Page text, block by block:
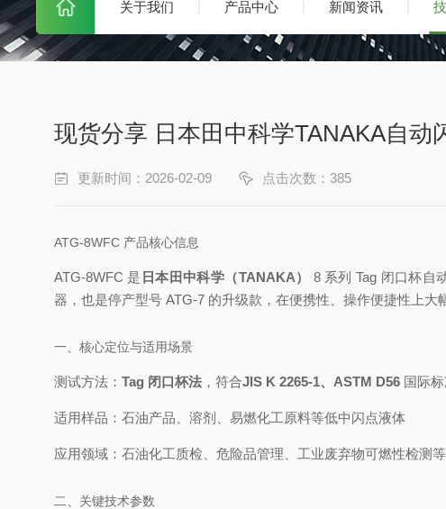
关于我们 产品中心 新闻资讯
现货分享 日本田中科学TANAKA自动
更新时间：2026-02-09 点击次数：385
ATG-8WFC 产品核心信息
ATG-8WFC 是 日本田中科学（TANAKA）
8 系列 Tag 闭口杯自
器，也是停产型号 ATG-7 的升级款，在便携性、操作便捷性上大
一、核心定位与适用场景
测试方法： Tag 闭口杯法 ，符合JIS K 2265-1、ASTM D56 国际
适用样品：石油产品、溶剂、易燃化工原料等低中闪点液体
应用领域：石油化工质检、危险品管理、工业废弃物可燃性检测等
二、关键技术参数